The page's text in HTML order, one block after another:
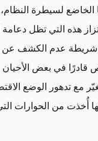
لسيطرة النظام،
هذه التي تظل
شريطة عدم الكشف عن
في بعض الأحيان
تدهور الوضع
أُخذت من الحوارات